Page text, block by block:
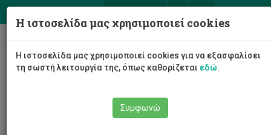
Η ιστοσελίδα μας χρησιμοποιεί cookies
Η ιστοσελίδα μας χρησιμοποιεί cookies για να εξασφαλίσει
τη σωστή λειτουργία της, όπως καθορίζεται εδώ.
Συμφωνώ